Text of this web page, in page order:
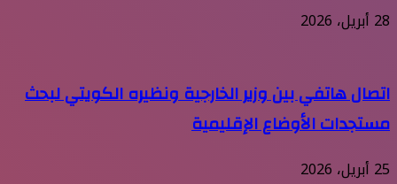
28 أبريل، 2026
اتصال هاتفي بين وزير الخارجية ونظيره الكويتي لبحث
مستجدات الأوضاع الإقليمية
25 أبريل، 2026